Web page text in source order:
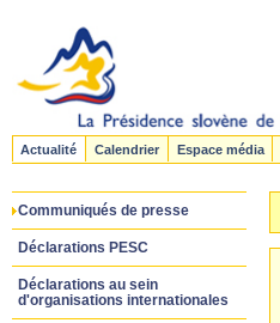
Actualité Calendrier Espace média
Communiqués de presse
Déclarations PESC
Déclarations au sein
d'organisations internationales